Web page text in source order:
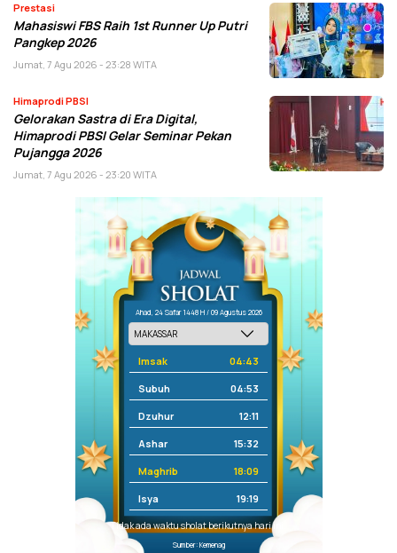
Prestasi
Mahasiswi FBS Raih 1st Runner Up Putri
Pangkep 2026
Jumat, 7 Agu 2026 - 23:28 WITA
Himaprodi PBSI
Gelorakan Sastra di Era Digital,
Himaprodi PBSI Gelar Seminar Pekan
Pujangga 2026
Jumat, 7 Agu 2026 - 23:20 WITA
Ahad, 24 Safar 1448 H / 09 Agustus 2026
Imsak 04:43
Subuh 04:53
Dzuhur 12:11
Ashar 15:32
Maghrib 18:09
Isya 19:19
Tidak ada waktu sholat berikutnya hari ini.
Sumber: Kemenag